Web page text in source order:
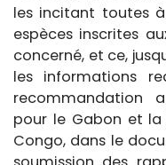
les incitant toutes
espèces inscrites
concerné, et ce,
les informations
recommandation
pour le Gabon et la
Congo, dans le